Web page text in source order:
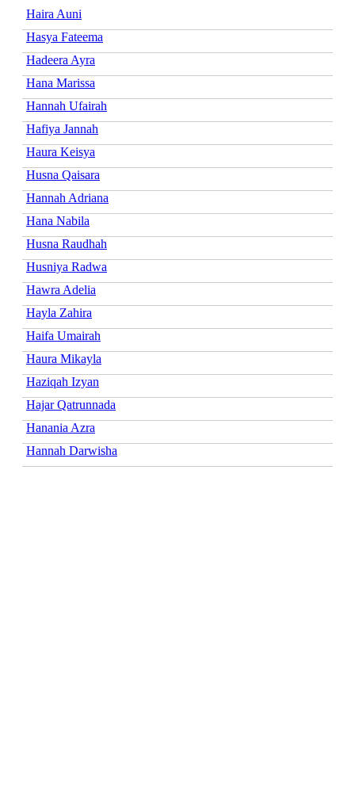
Haira Auni
Hasya Fateema
Hadeera Ayra
Hana Marissa
Hannah Ufairah
Hafiya Jannah
Haura Keisya
Husna Qaisara
Hannah Adriana
Hana Nabila
Husna Raudhah
Husniya Radwa
Hawra Adelia
Hayla Zahira
Haifa Umairah
Haura Mikayla
Haziqah Izyan
Hajar Qatrunnada
Hanania Azra
Hannah Darwisha